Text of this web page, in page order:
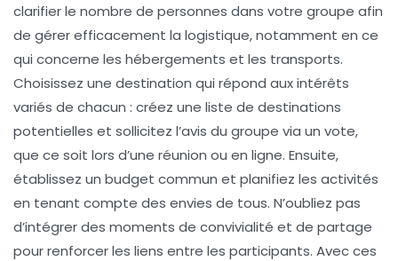
clarifier le nombre de personnes dans votre groupe afin
de gérer efficacement la logistique, notamment en ce
qui concerne les hébergements et les transports.
Choisissez une destination qui répond aux intérêts
variés de chacun : créez une liste de destinations
potentielles et sollicitez l’avis du groupe via un vote,
que ce soit lors d’une réunion ou en ligne. Ensuite,
établissez un budget commun et planifiez les activités
en tenant compte des envies de tous. N’oubliez pas
d’intégrer des moments de convivialité et de partage
pour renforcer les liens entre les participants. Avec ces